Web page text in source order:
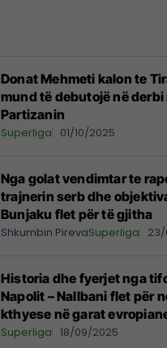
Donat Mehmeti kalon te
mund të debutojë në derbi
Partizanin
Superliga 01/10/2025
Nga golat vendimtar te
trajnerin serb dhe
Bunjaku flet për të gjitha
Shkumbin PirevaSuperliga
Historia dhe fyerjet nga
Napolit – Nallbani flet për
kthyese në garat
Superliga 18/09/2025